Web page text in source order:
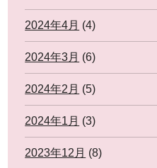
2024年4月 (4)
2024年3月 (6)
2024年2月 (5)
2024年1月 (3)
2023年12月 (8)